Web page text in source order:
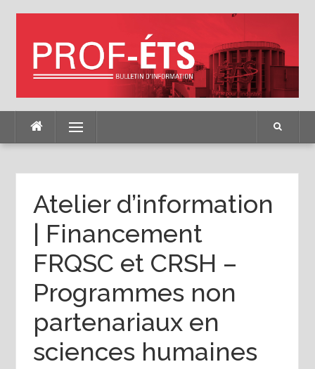
Menu
Atelier d’information
| Financement
FRQSC et CRSH –
Programmes non
partenariaux en
sciences humaines